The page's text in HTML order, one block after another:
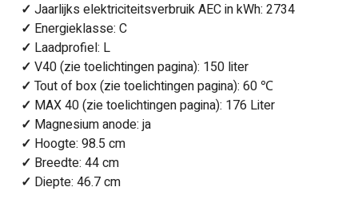
✓ Jaarlijks elektriciteitsverbruik AEC in kWh: 2734
✓ Energieklasse: C
✓ Laadprofiel: L
✓ V40 (zie toelichtingen pagina): 150 liter
✓ Tout of box (zie toelichtingen pagina): 60 ℃
✓ MAX 40 (zie toelichtingen pagina): 176 Liter
✓ Magnesium anode: ja
✓ Hoogte: 98.5 cm
✓ Breedte: 44 cm
✓ Diepte: 46.7 cm